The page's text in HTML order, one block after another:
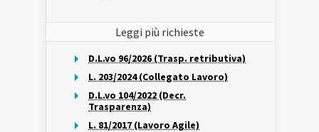
Leggi più richieste
D.L.vo 96/2026 (Trasp. retributiva)
L. 203/2024 (Collegato Lavoro)
D.L.vo 104/2022 (Decr.
Trasparenza)
L. 81/2017 (Lavoro Agile)